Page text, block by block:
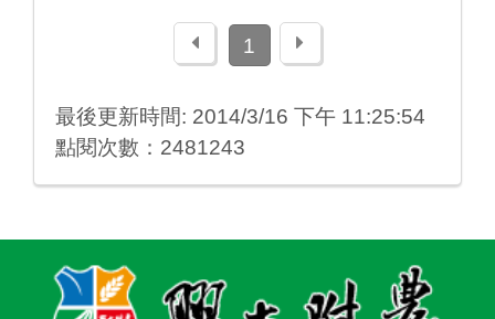
上一頁1 下一頁
最後更新時間: 2014/3/16 下午 11:25:54
點閱次數：2481243